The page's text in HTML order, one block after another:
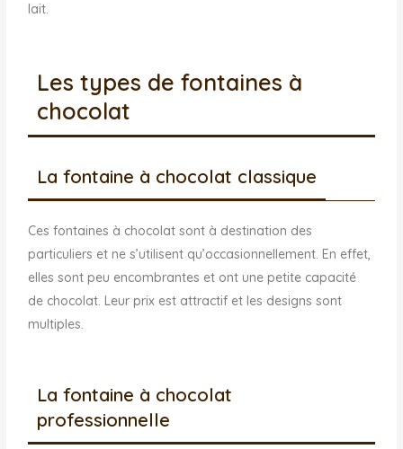
lait.
Les types de fontaines à
chocolat
La fontaine à chocolat classique
Ces fontaines à chocolat sont à destination des
particuliers et ne s’utilisent qu’occasionnellement. En effet,
elles sont peu encombrantes et ont une petite capacité
de chocolat. Leur prix est attractif et les designs sont
multiples.
La fontaine à chocolat
professionnelle